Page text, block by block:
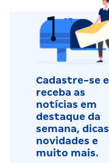
Cadastre-se e
receba as
notícias em
destaque da
semana,
novidades e
muito mais.